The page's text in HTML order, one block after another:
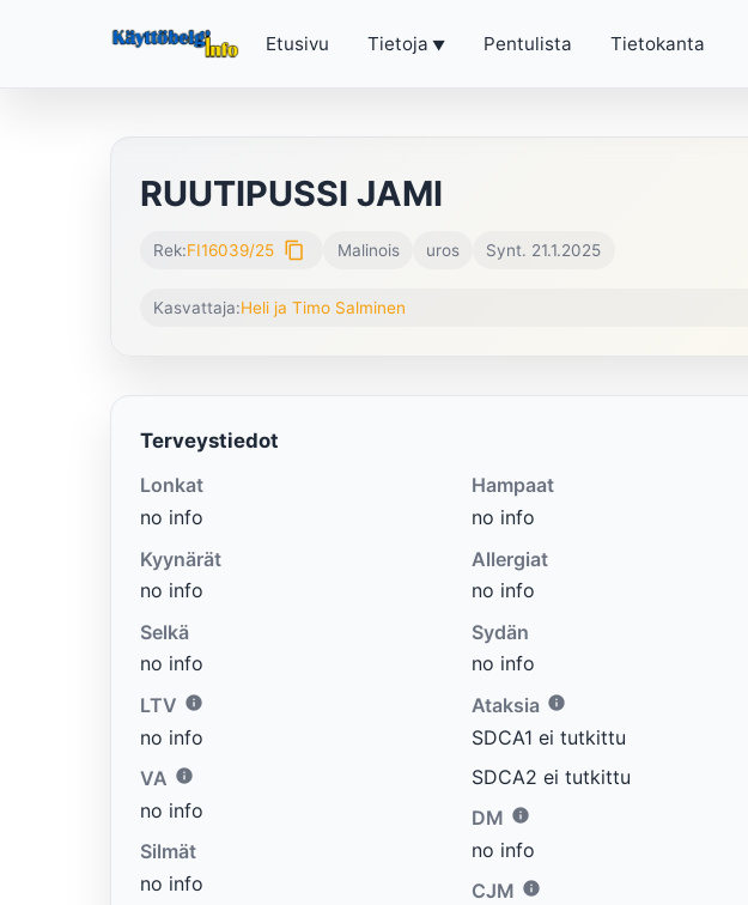
Etusivu Tietoja Pentulista Tietokanta
RUUTIPUSSI JAMI
Rek:FI16039/25 content_copy Malinois uros Synt. 21.1.2025
Kasvattaja:Heli ja Timo Salminen
Terveystiedot
Lonkat
no info
Kyynärät
no info
Selkä
no info
LTV
no info
VA
no info
Silmät
no info
Hampaat
no info
Allergiat
no info
Sydän
no info
Ataksia
SDCA1 ei tutkittu
SDCA2 ei tutkittu
DM
no info
CJM